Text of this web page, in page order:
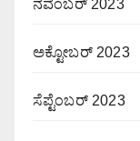
ನವೆಂಬರ್ 2023
ಅಕ್ಟೋಬರ್ 2023
ಸೆಪ್ಟೆಂಬರ್ 2023